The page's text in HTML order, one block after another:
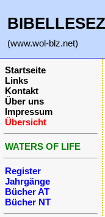
(www.wol-blz.net)
Startseite
Links
Kontakt
Über uns
Impressum
Übersicht
WATERS OF LIFE
Register
Jahrgänge
Bücher AT
Bücher NT